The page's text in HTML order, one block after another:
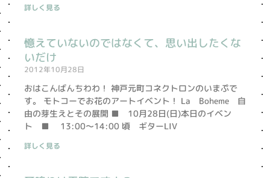
詳しく見る
憶えていないのではなくて、思い出したくな
いだけ
2012年10月28日
おはこんばんちわわ！ 神戸元町コネクトロンのいまぷで
す。 モトコーでお花のアートイベント！ La Boheme 自
由の芽生えとその展開 ■ 10月28日(日)本日のイベン
ト ■ 13:00〜14:00 頃 ギターLIV
詳しく見る